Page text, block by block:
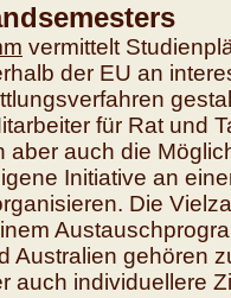
vermittelt
der EU an
für Rat und
aber auch die
Initiative an
Die
Australien gehören
auch individuellere